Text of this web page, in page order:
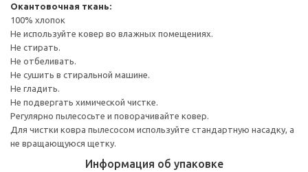
Окантовочная ткань:
100% хлопок
Не используйте ковер во влажных помещениях.
Не стирать.
Не отбеливать.
Не сушить в стиральной машине.
Не гладить.
Не подвергать химической чистке.
Регулярно пылесосьте и поворачивайте ковер.
Для чистки ковра пылесосом используйте стандартную насадку, а
не вращающуюся щетку.
Информация об упаковке